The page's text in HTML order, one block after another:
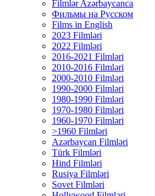
Filmlər Azərbaycanca
Фильмы на Русском
Films in English
2023 Filmləri
2022 Filmləri
2016-2021 Filmləri
2010-2016 Filmləri
2000-2010 Filmləri
1990-2000 Filmləri
1980-1990 Filmləri
1970-1980 Filmləri
1960-1970 Filmləri
>1960 Filmləri
Azərbaycan Filmləri
Türk Filmləri
Hind Filmləri
Rusiya Filmləri
Sovet Filmləri